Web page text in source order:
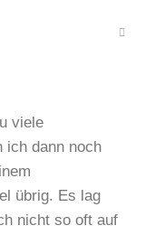
viele
ich dann noch
übrig. Es lag
nicht so oft auf